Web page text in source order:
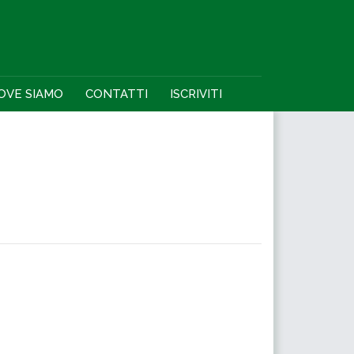
SIAMO CONTATTI ISCRIVITI